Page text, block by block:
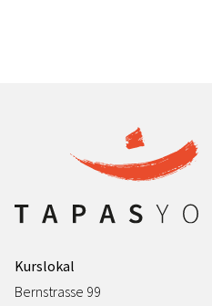
Kurslokal
Bernstrasse 99